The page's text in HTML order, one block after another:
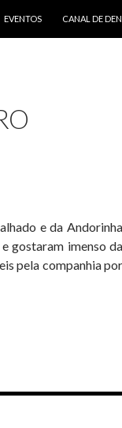
EVENTOS CANAL DE
e da Andorinha
gostaram imenso da
pela companhia por